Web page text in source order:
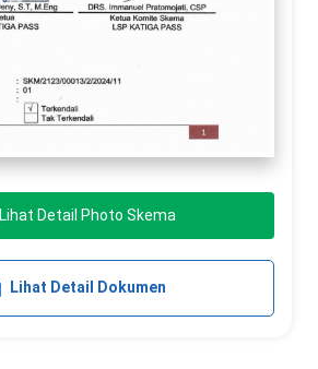
Lihat Detail Photo Skema
Lihat Detail Dokumen